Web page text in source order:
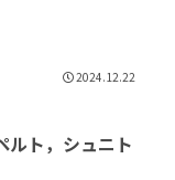
2024.12.22
ルト，シュニト